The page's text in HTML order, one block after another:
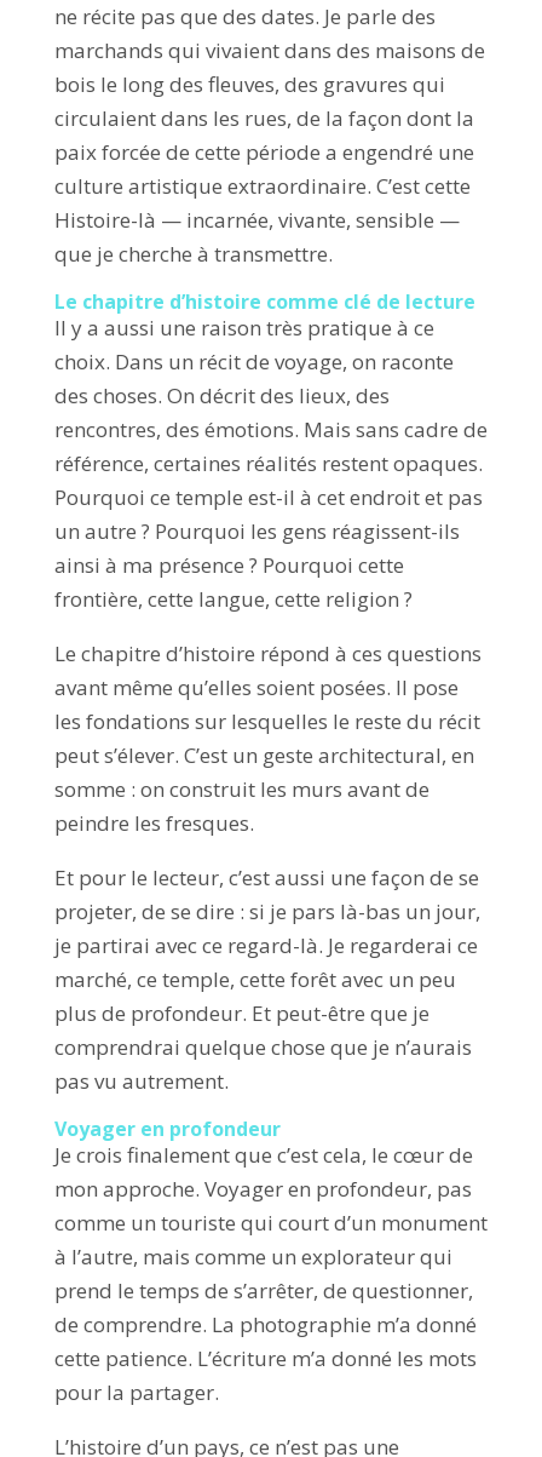
ne récite pas que des dates. Je parle des
marchands qui vivaient dans des maisons de
bois le long des fleuves, des gravures qui
circulaient dans les rues, de la façon dont la
paix forcée de cette période a engendré une
culture artistique extraordinaire. C’est cette
Histoire-là — incarnée, vivante, sensible —
que je cherche à transmettre.
Le chapitre d’histoire comme clé de lecture
Il y a aussi une raison très pratique à ce
choix. Dans un récit de voyage, on raconte
des choses. On décrit des lieux, des
rencontres, des émotions. Mais sans cadre de
référence, certaines réalités restent opaques.
Pourquoi ce temple est-il à cet endroit et pas
un autre ? Pourquoi les gens réagissent-ils
ainsi à ma présence ? Pourquoi cette
frontière, cette langue, cette religion ?
Le chapitre d’histoire répond à ces questions
avant même qu’elles soient posées. Il pose
les fondations sur lesquelles le reste du récit
peut s’élever. C’est un geste architectural, en
somme : on construit les murs avant de
peindre les fresques.
Et pour le lecteur, c’est aussi une façon de se
projeter, de se dire : si je pars là-bas un jour,
je partirai avec ce regard-là. Je regarderai ce
marché, ce temple, cette forêt avec un peu
plus de profondeur. Et peut-être que je
comprendrai quelque chose que je n’aurais
pas vu autrement.
Voyager en profondeur
Je crois finalement que c’est cela, le cœur de
mon approche. Voyager en profondeur, pas
comme un touriste qui court d’un monument
à l’autre, mais comme un explorateur qui
prend le temps de s’arrêter, de questionner,
de comprendre. La photographie m’a donné
cette patience. L’écriture m’a donné les mots
pour la partager.
L’histoire d’un pays, ce n’est pas une